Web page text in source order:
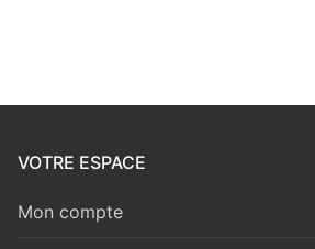
VOTRE ESPACE
Mon compte